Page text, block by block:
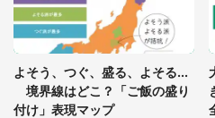
8万人感動
グっちゃってた〝
よそう、つぐ、盛る、よそる...
境界線はどこ？「ご飯の盛り
付け」表現マップ